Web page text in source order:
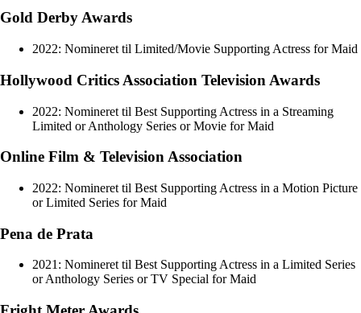
Gold Derby Awards
2022: Nomineret til Limited/Movie Supporting Actress for Maid
Hollywood Critics Association Television Awards
2022: Nomineret til Best Supporting Actress in a Streaming
Limited or Anthology Series or Movie for Maid
Online Film & Television Association
2022: Nomineret til Best Supporting Actress in a Motion Picture
or Limited Series for Maid
Pena de Prata
2021: Nomineret til Best Supporting Actress in a Limited Series
or Anthology Series or TV Special for Maid